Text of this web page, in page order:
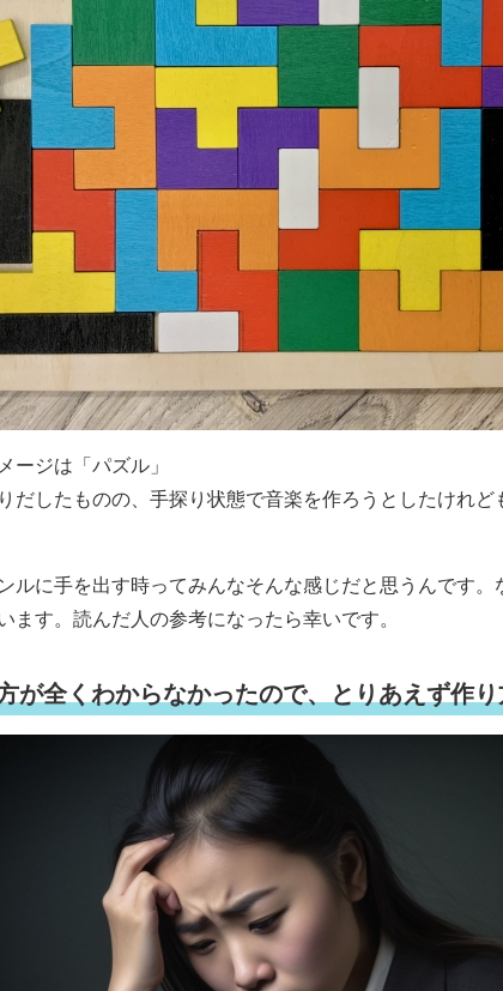
ージは「パズル」
だしたものの、手探り状態で音楽を作ろうとしたけれ
ルに手を出す時ってみんなそんな感じだと思うんです
ます。読んだ人の参考になったら幸いです。
が全くわからなかったので、とりあえず作り